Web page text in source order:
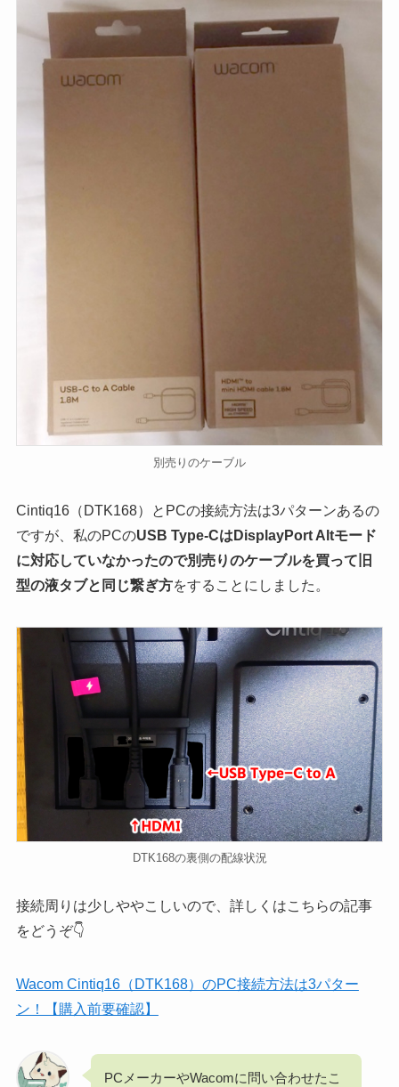
別売りのケーブル
Cintiq16（DTK168）とPCの接続方法は3パターンあるの
ですが、私のPCのUSB Type-CはDisplayPort Altモード
に対応していなかったので別売りのケーブルを買って旧
型の液タブと同じ繋ぎ方をすることにしました。
DTK168の裏側の配線状況
接続周りは少しややこしいので、詳しくはこちらの記事
をどうぞ👇
Wacom Cintiq16（DTK168）のPC接続方法は3パター
ン！【購入前要確認】
PCメーカーやWacomに問い合わせたこ